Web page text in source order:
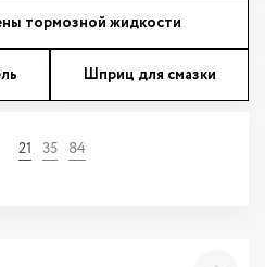
тормозной жидкости
Шприц для смазки
21 35 84